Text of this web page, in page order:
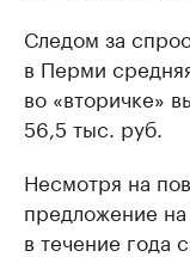
Следом за
в Перми
во «вторичке»
56,5 тыс. руб.
Несмотря на
предложение
в течение года